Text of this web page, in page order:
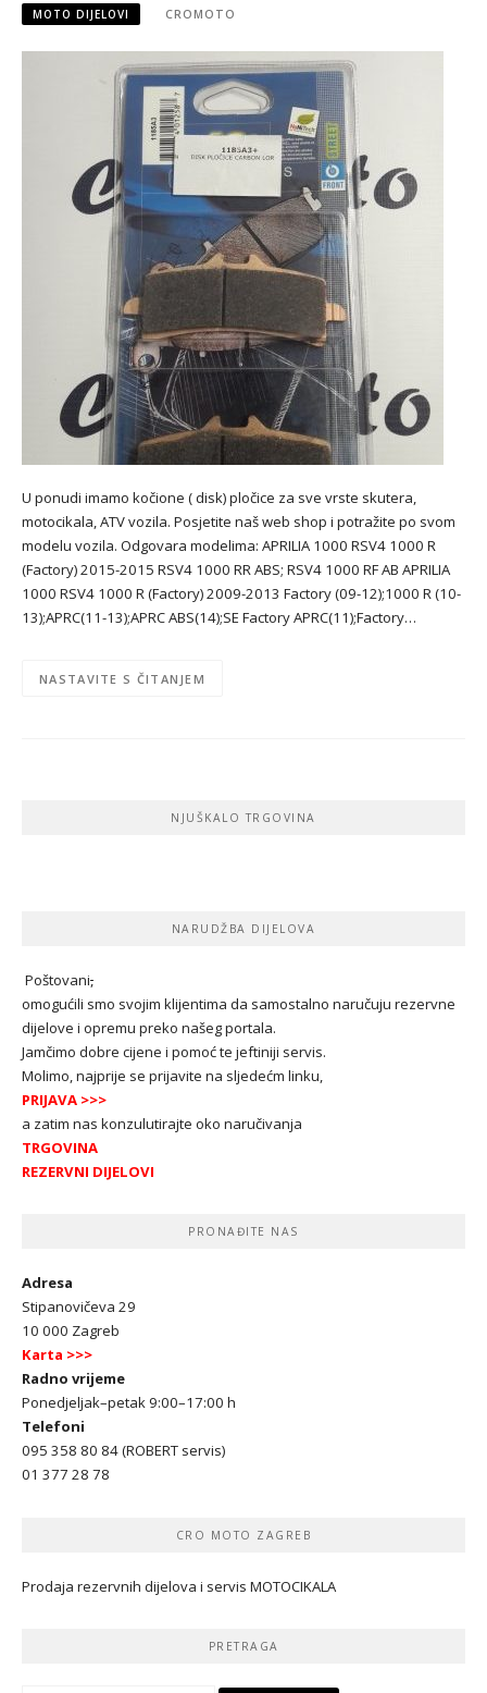
MOTO DIJELOVI CROMOTO
U ponudi imamo kočione ( disk) pločice za sve vrste skutera,
motocikala, ATV vozila. Posjetite naš web shop i potražite po svom
modelu vozila. Odgovara modelima: APRILIA 1000 RSV4 1000 R
(Factory) 2015-2015 RSV4 1000 RR ABS; RSV4 1000 RF AB APRILIA
1000 RSV4 1000 R (Factory) 2009-2013 Factory (09-12);1000 R (10-
13);APRC(11-13);APRC ABS(14);SE Factory APRC(11);Factory…
NASTAVITE S ČITANJEM
NJUŠKALO TRGOVINA
NARUDŽBA DIJELOVA
Poštovani,
omogućili smo svojim klijentima da samostalno naručuju rezervne
dijelove i opremu preko našeg portala.
Jamčimo dobre cijene i pomoć te jeftiniji servis.
Molimo, najprije se prijavite na sljedećm linku,
PRIJAVA >>>
a zatim nas konzulutirajte oko naručivanja
TRGOVINA
REZERVNI DIJELOVI
PRONAĐITE NAS
Adresa
Stipanovičeva 29
10 000 Zagreb
Karta >>>
Radno vrijeme
Ponedjeljak–petak 9:00–17:00 h
Telefoni
095 358 80 84 (ROBERT servis)
01 377 28 78
CRO MOTO ZAGREB
Prodaja rezervnih dijelova i servis MOTOCIKALA
PRETRAGA